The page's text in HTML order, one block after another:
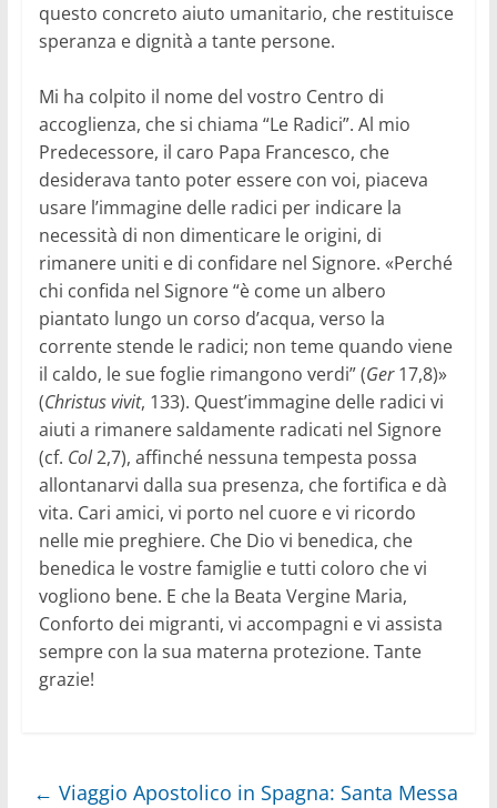
questo concreto aiuto umanitario, che restituisce
speranza e dignità a tante persone.
Mi ha colpito il nome del vostro Centro di
accoglienza, che si chiama “Le Radici”. Al mio
Predecessore, il caro Papa Francesco, che
desiderava tanto poter essere con voi, piaceva
usare l’immagine delle radici per indicare la
necessità di non dimenticare le origini, di
rimanere uniti e di confidare nel Signore. «Perché
chi confida nel Signore “è come un albero
piantato lungo un corso d’acqua, verso la
corrente stende le radici; non teme quando viene
il caldo, le sue foglie rimangono verdi” (Ger17,8)»
(Christus vivit, 133). Quest’immagine delle radici vi
aiuti a rimanere saldamente radicati nel Signore
(cf. Col2,7), affinché nessuna tempesta possa
allontanarvi dalla sua presenza, che fortifica e dà
vita. Cari amici, vi porto nel cuore e vi ricordo
nelle mie preghiere. Che Dio vi benedica, che
benedica le vostre famiglie e tutti coloro che vi
vogliono bene. E che la Beata Vergine Maria,
Conforto dei migranti, vi accompagni e vi assista
sempre con la sua materna protezione. Tante
grazie!
← Viaggio Apostolico in Spagna: Santa Messa